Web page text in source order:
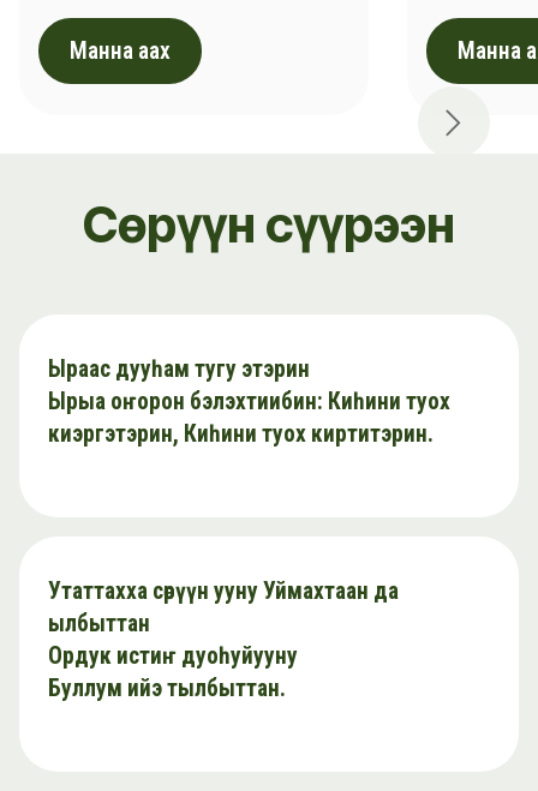
Манна аах Манна
Next
Сөрүүн сүүрээн
Ыраас дууһам тугу этэрин
Ырыа оҥорон бэлэхтиибин: Киһини туох
киэргэтэрин, Киһини туох киртитэрин.
Утаттахха сөрүүн ууну Уймахтаан да
ылбыттан
Ордук истиҥ дуоһуйууну
Буллум ийэ тылбыттан.